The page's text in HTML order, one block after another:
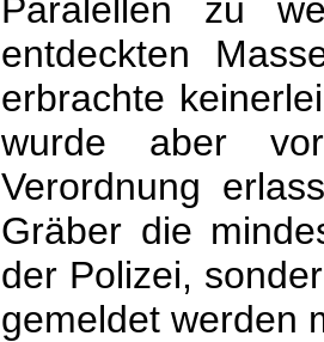
Paralellen zu
entdeckten
erbrachte
wurde aber
Verordnung
Gräber die
der Polizei,
gemeldet werden